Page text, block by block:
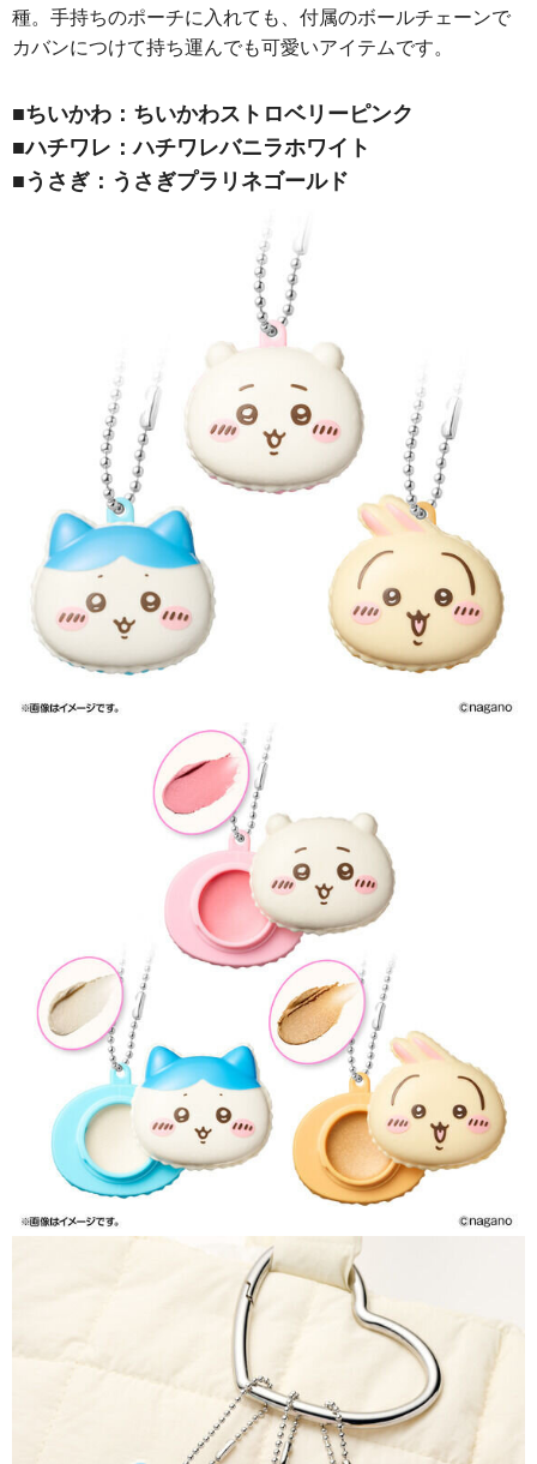
種。手持ちのポーチに入れても、付属のボールチェーンで
カバンにつけて持ち運んでも可愛いアイテムです。
■ちいかわ：ちいかわストロベリーピンク
■ハチワレ：ハチワレバニラホワイト
■うさぎ：うさぎプラリネゴールド